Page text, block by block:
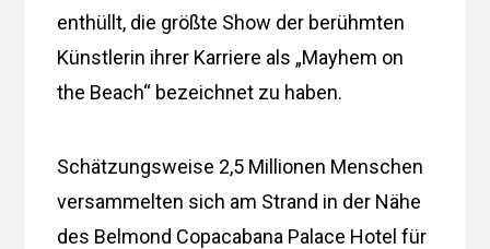
enthüllt, die größte Show der berühmten
Künstlerin ihrer Karriere als „Mayhem on
the Beach“ bezeichnet zu haben.
Schätzungsweise 2,5 Millionen Menschen
versammelten sich am Strand in der Nähe
des Belmond Copacabana Palace Hotel für